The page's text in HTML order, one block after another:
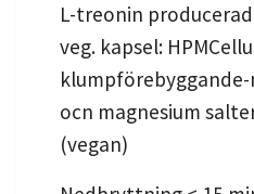
L-treonin
veg. kapsel:
ocn magnesium
(vegan)